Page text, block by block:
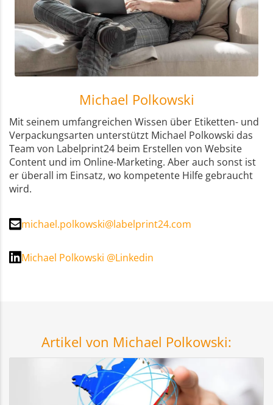
Michael Polkowski
Mit seinem umfangreichen Wissen über Etiketten- und
Verpackungsarten unterstützt Michael Polkowski das
Team von Labelprint24 beim Erstellen von Website
Content und im Online-Marketing. Aber auch sonst ist
er überall im Einsatz, wo kompetente Hilfe gebraucht
wird.
michael.polkowski@labelprint24.com
Michael Polkowski @Linkedin
Artikel von Michael Polkowski: